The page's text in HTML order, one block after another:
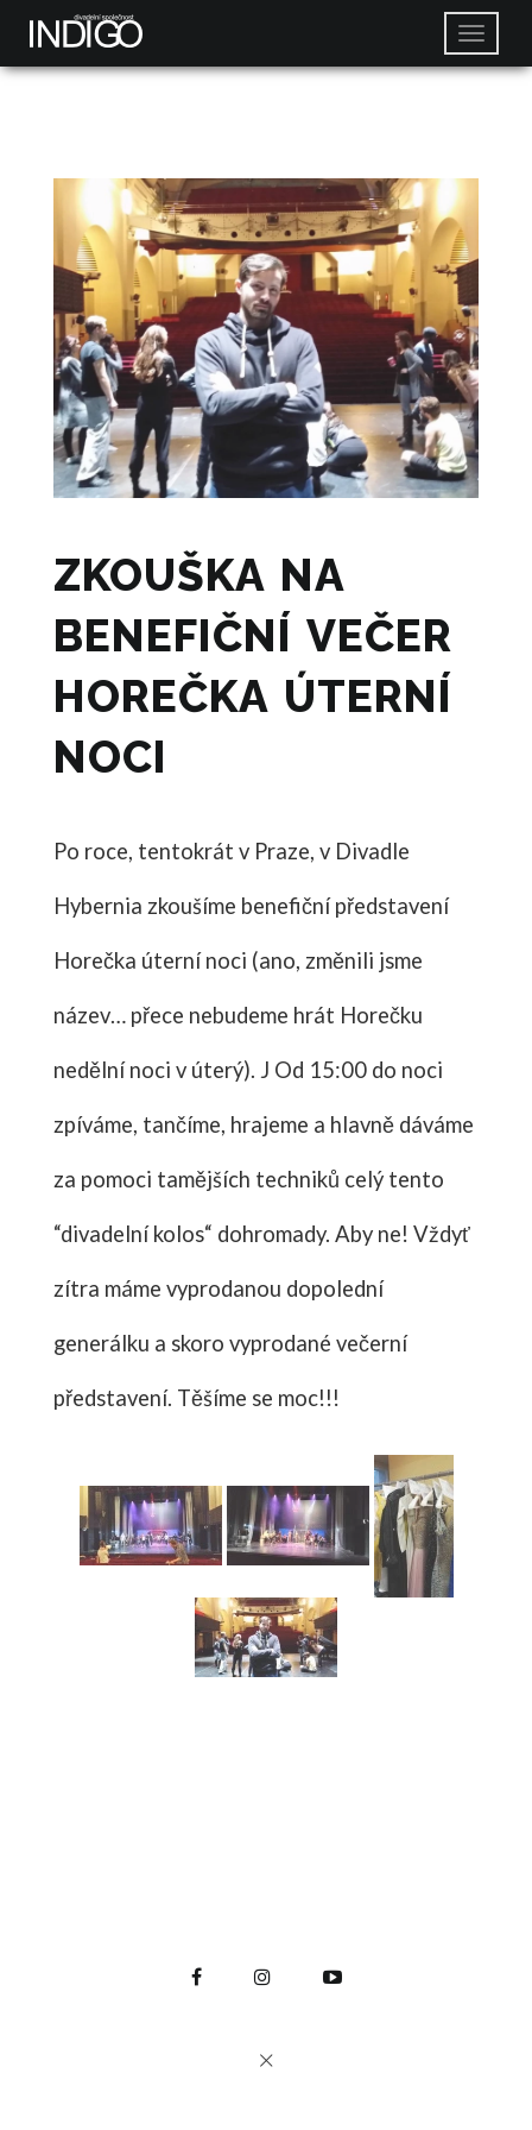
ZKOUŠKA NA
BENEFIČNÍ VEČER
HOREČKA ÚTERNÍ
NOCI
Po roce, tentokrát v Praze, v Divadle
Hybernia zkoušíme benefiční představení
Horečka úterní noci (ano, změnili jsme
název… přece nebudeme hrát Horečku
nedělní noci v úterý). J Od 15:00 do noci
zpíváme, tančíme, hrajeme a hlavně dáváme
za pomoci tamějších techniků celý tento
“divadelní kolos“ dohromady. Aby ne! Vždyť
zítra máme vyprodanou dopolední
generálku a skoro vyprodané večerní
představení. Těšíme se moc!!!